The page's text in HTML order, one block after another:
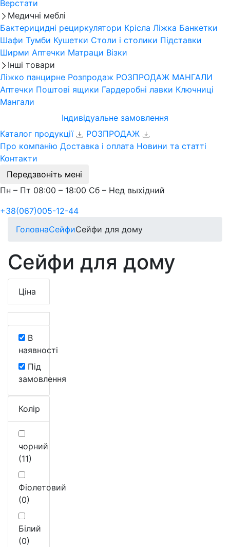
Верстати
Медичні меблі
Бактерицидні рециркулятори Крісла Ліжка Банкетки
Шафи Тумби Кушетки Столи і столики Підставки
Ширми Аптечки Матраци Візки
Інші товари
Ліжко панцирне Розпродаж РОЗПРОДАЖ МАНГАЛИ
Аптечки Поштові ящики Гардеробні лавки Ключниці
Мангали
Індивідуальне замовлення
Каталог продукції
РОЗПРОДАЖ
Про компанію Доставка і оплата Новини та статті
Контакти
Передзвоніть мені
Пн – Пт 08:00 – 18:00 Сб – Нед выхідний
+38(067)005-12-44
ГоловнаСейфиСейфи для дому
Сейфи для дому
Ціна
В
наявності
Під
замовлення
Колір
чорний
(11)
Фіолетовий
(0)
Білий
(0)